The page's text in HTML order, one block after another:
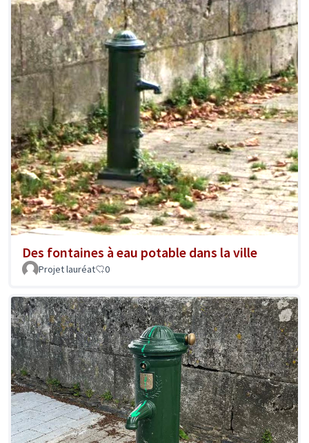
Des fontaines à eau potable dans la ville
Projet lauréat 0